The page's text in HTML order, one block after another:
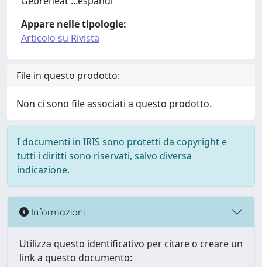
Appare nelle tipologie:
Articolo su Rivista
File in questo prodotto:
Non ci sono file associati a questo prodotto.
I documenti in IRIS sono protetti da copyright e
tutti i diritti sono riservati, salvo diversa
indicazione.
Informazioni
Utilizza questo identificativo per citare o creare un
link a questo documento: